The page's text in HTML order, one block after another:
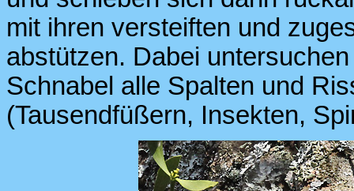
mit ihren versteiften und
abstützen. Dabei
Schnabel alle Spalten und
(Tausendfüßern, Insekten,